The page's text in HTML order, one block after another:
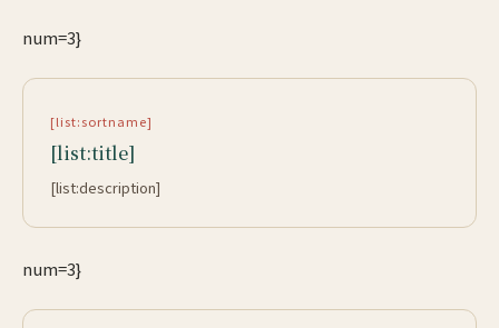
num=3}
[list:sortname]
[list:title]
[list:description]
num=3}